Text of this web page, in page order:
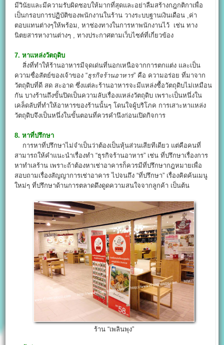
มีวินัยและมีความรับผิดชอบให้มากที่สุดและอย่าลืมสร้างกฎกติกาเพื่อ
เป็นกรอบการปฏิบัติของพนักงานในร้าน วางระบบฐานเงินเดือน ,ค่า
ตอบแทนต่างๆให้พร้อม, หาช่องทางในการหาพนักงานไว้ เช่น ทาง
นิตยสารหางานต่างๆ , ทางประกาศตามเว็บไซต์ที่เกี่ยวข้อง
7. หาแหล่งวัตถุดิบ
สิ่งที่ทำให้ร้านอาหารมีจุดเด่นที่นอกเหนือจากการตกแต่ง และเป็น
ความซื่อสัตย์ของเจ้าของ “ธุรกิจร้านอาหาร” คือ ความอร่อย ที่มาจาก
วัตถุดิบที่ดี สด สะอาด ซึ่งแต่ละร้านอาหารจะมีแหล่งซื้อวัตถุดิบไม่เหมือน
กัน บางร้านถึงขั้นปิดเป็นความลับเรื่องแหล่งวัตถุดิบ เพราะเป็นหนึ่งใน
เคล็ดลับที่ทำให้อาหารของร้านนั้นๆ โดนใจผู้บริโภค การเสาะหาเเหล่ง
วัตถุดิบจึงเป็นหนึ่งในขั้นตอนที่ควรคำนึงก่อนเปิดกิจการ
8. หาที่ปรึกษา
การหาที่ปรึกษาไม่จำเป็นว่าต้องเป็นหุ้นส่วนเสียทีเดียว แต่คือคนที่
สามารถให้คำแนะนำเรื่องทำ “ธุรกิจร้านอาหาร” เช่น ที่ปรึกษาเรื่องการ
หาทำเลร้าน เพราะถ้าต้องหาเช่าอาคารก็ควรมีที่ปรึกษากฎหมายเพื่อ
สอบถามเรื่องสัญญาการเช่าอาคาร ไปจนถึง “ที่ปรึกษา” เรื่องคิดค้นเมนู
ใหม่ๆ ที่ปรึกษาด้านการตลาดดึงดูดความสนใจจากลูกค้า เป็นต้น
ร้าน “เพลินพุง”